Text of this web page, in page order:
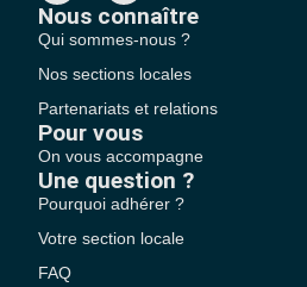
Nous connaître
Qui sommes-nous ?
Nos sections locales
Partenariats et relations
Pour vous
On vous accompagne
Une question ?
Pourquoi adhérer ?
Votre section locale
FAQ